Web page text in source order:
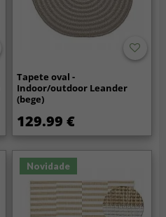
Tapete oval -
Indoor/outdoor Leander
(bege)
129.99 €
Novidade